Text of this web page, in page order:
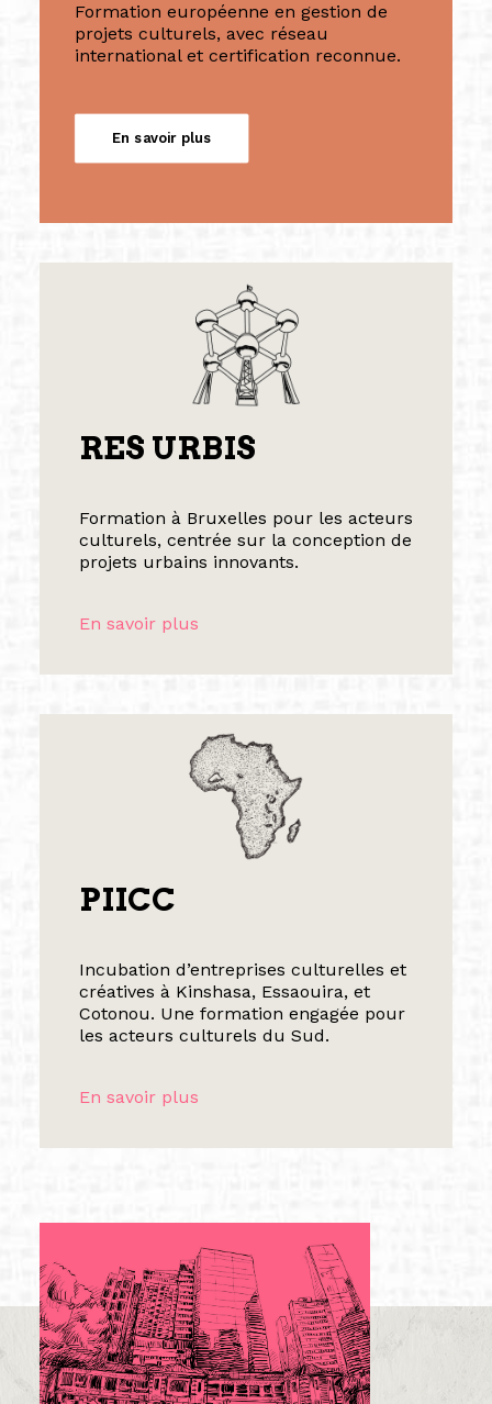
Formation européenne en gestion de
projets culturels, avec réseau
international et certification reconnue.
En savoir plus
RES URBIS
Formation à Bruxelles pour les acteurs
culturels, centrée sur la conception de
projets urbains innovants.
En savoir plus
PIICC
Incubation d’entreprises culturelles et
créatives à Kinshasa, Essaouira, et
Cotonou. Une formation engagée pour
les acteurs culturels du Sud.
En savoir plus